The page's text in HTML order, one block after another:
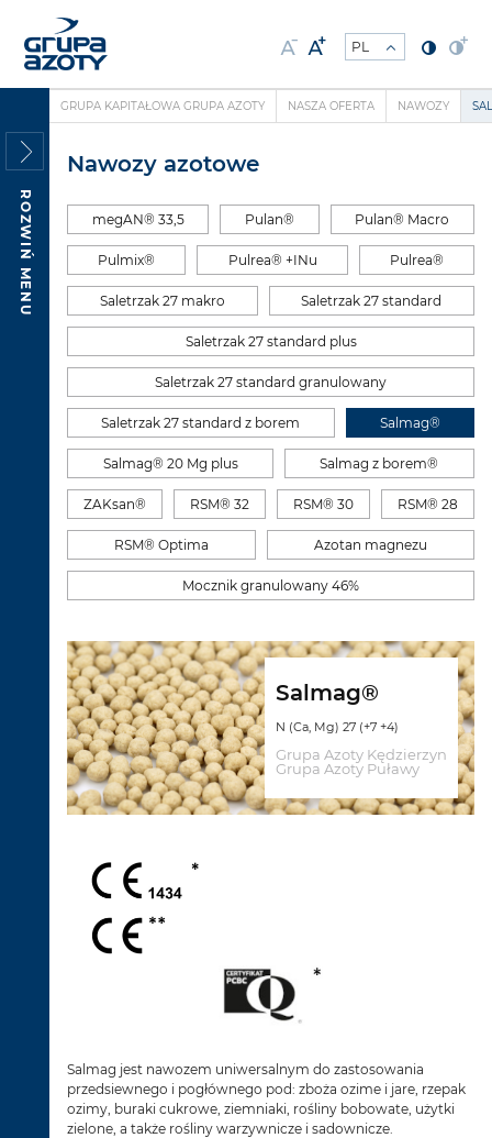
ROZWIŃ MENU
GRUPA KAPITAŁOWA GRUPA AZOTY NASZA OFERTA NAWOZY
Nawozy azotowe
megAN® 33,5 Pulan® Pulan® Macro
Pulmix® Pulrea® +INu Pulrea®
Saletrzak 27 makro Saletrzak 27 standard
Saletrzak 27 standard plus
Saletrzak 27 standard granulowany
Saletrzak 27 standard z borem Salmag®
Salmag® 20 Mg plus Salmag z borem®
ZAKsan® RSM® 32 RSM® 30 RSM® 28
RSM® Optima Azotan magnezu
Mocznik granulowany 46%
Salmag®
N (Ca, Mg) 27 (+7 +4)
Grupa Azoty Kędzierzyn
Grupa Azoty Puławy
Salmag jest nawozem uniwersalnym do zastosowania
przedsiewnego i pogłównego pod: zboża ozime i jare, rzepak
ozimy, buraki cukrowe, ziemniaki, rośliny bobowate, użytki
zielone, a także rośliny warzywnicze i sadownicze.